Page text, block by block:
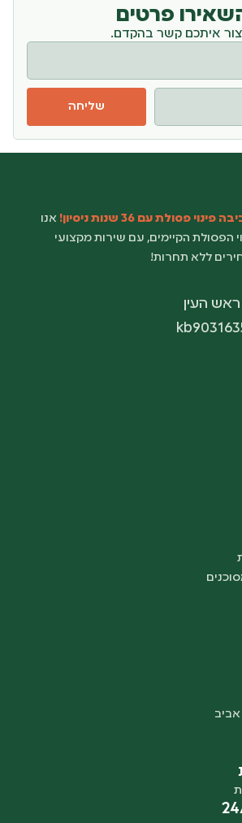
פרטים
איתכם קשר בהקדם.
שליחה
פינוי פסולת עם 36 שנות ניסיון!
אנו
הפסולת הקיימים, עם שירות מקצועי
ללא תחרות!
אביב